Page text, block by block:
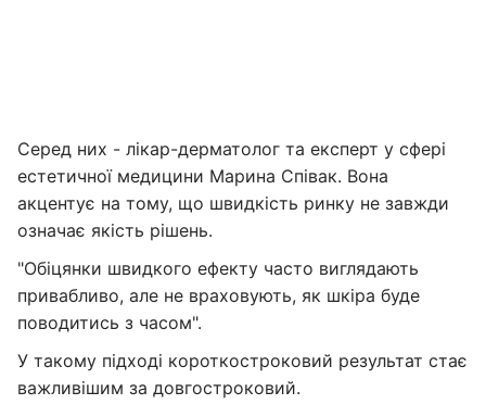
Серед них - лікар-дерматолог та експерт у сфері
естетичної медицини Марина Співак. Вона
акцентує на тому, що швидкість ринку не завжди
означає якість рішень.
"Обіцянки швидкого ефекту часто виглядають
привабливо, але не враховують, як шкіра буде
поводитись з часом".
У такому підході короткостроковий результат стає
важливішим за довгостроковий.